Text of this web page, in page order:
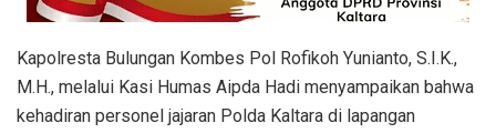
​Kapolresta Bulungan Kombes Pol Rofikoh Yunianto, S.I.K.,
M.H., melalui Kasi Humas Aipda Hadi menyampaikan bahwa
kehadiran personel jajaran Polda Kaltara di lapangan